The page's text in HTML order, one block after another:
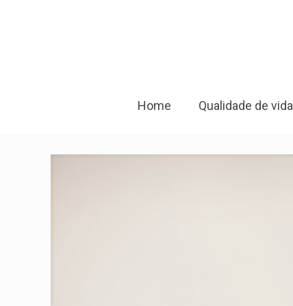
Home Qualidade de vida